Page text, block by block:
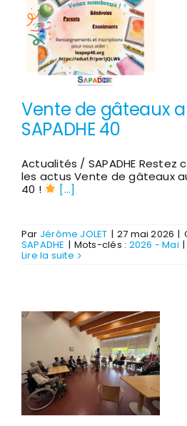
Vente de gâteaux
SAPADHE 40
Actualités / SAPADHE Restez
les actus Vente de gâteaux
40 !
[...]
Par Jérôme JOLET | 27 mai 2026 |
SAPADHE | Mots-clés : 2026 - Mai |
Lire la suite